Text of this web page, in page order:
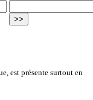
est présente surtout en